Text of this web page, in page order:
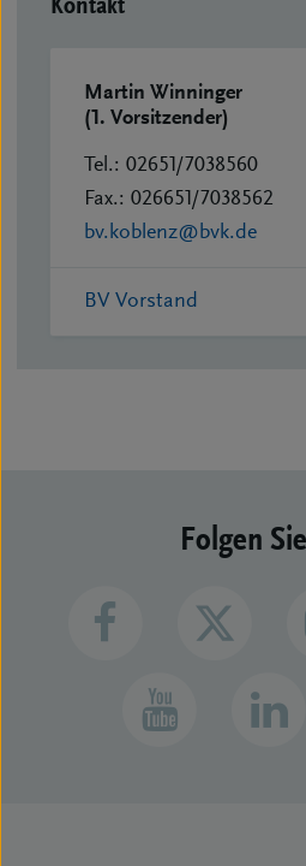
Kontakt
Martin Winninger
(1. Vorsitzender)
Tel.: 02651/7038560
Fax.: 026651/7038562
bv.koblenz@bvk.de
BV Vorstand
Folgen